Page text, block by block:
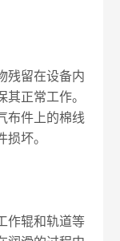
留在设备内
正常工作。
布件上的棉线
坏。
辊和轨道等